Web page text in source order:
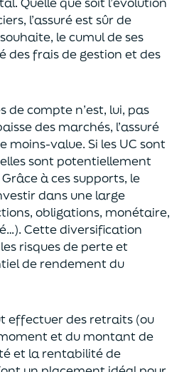
l’assuré est sûr de
le cumul de ses
des frais de gestion et des
de compte n’est, lui, pas
des marchés, l’assuré
moins-value. Si les UC sont
sont potentiellement
Grâce à ces supports, le
dans une large
obligations, monétaire,
. Cette diversification
risques de perte et
de rendement du
effectuer des retraits (ou
et du montant de
et la rentabilité de